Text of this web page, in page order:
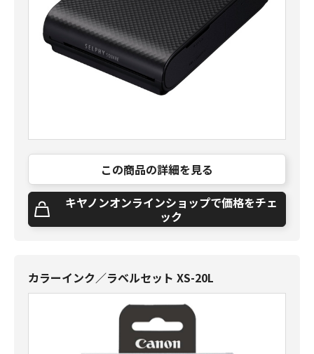
この商品の詳細を見る
キヤノンオンラインショップで価格をチェ
ック
カラーインク／ラベルセット XS-20L